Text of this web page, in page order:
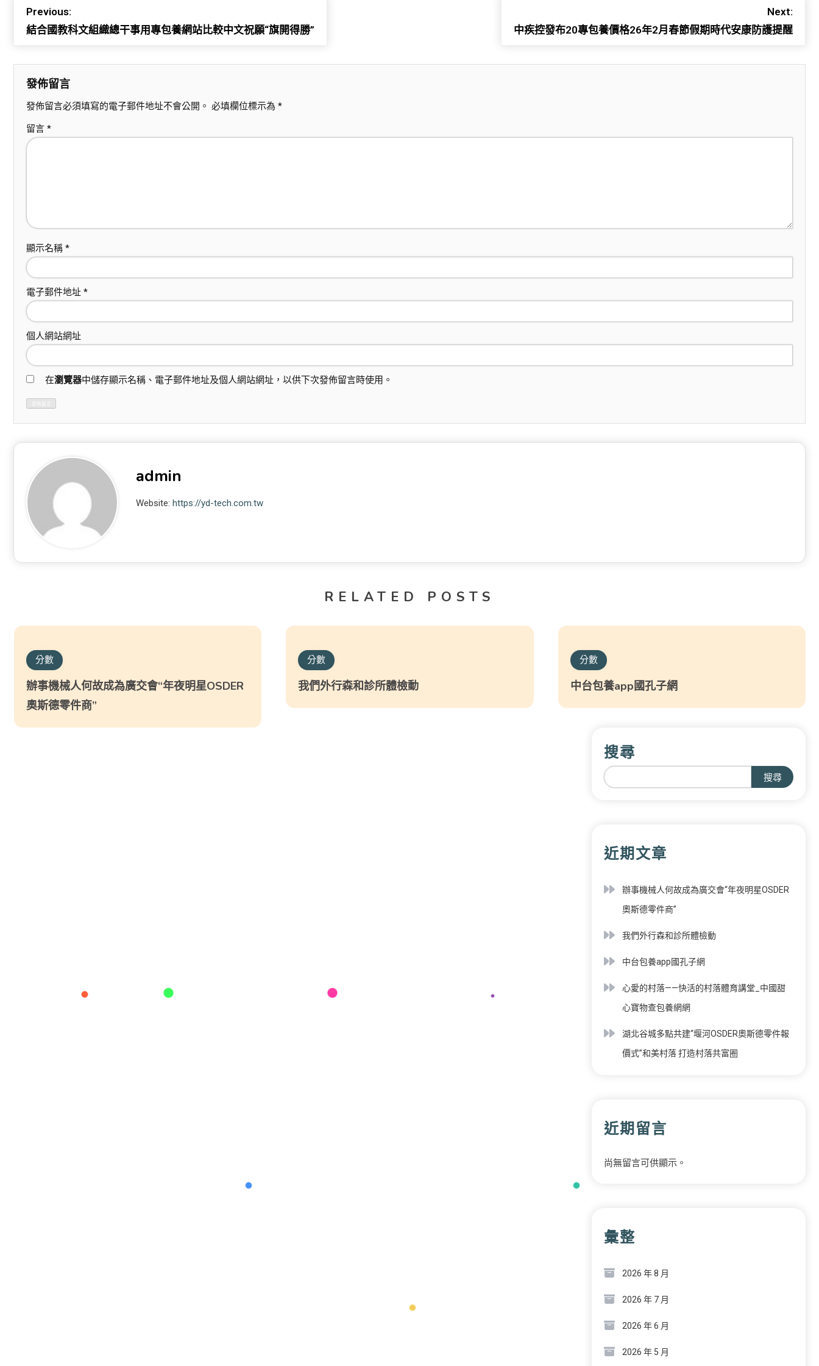
Previous:
結合國教科文組織總干事用專包養網站比較中文祝願“旗開得勝”
Next:
中疾控發布20專包養價格26年2月春節假期時代安康防護提醒
發佈留言
發佈留言必須填寫的電子郵件地址不會公開。 必填欄位標示為 *
留言 *
顯示名稱 *
電子郵件地址 *
個人網站網址
在瀏覽器中儲存顯示名稱、電子郵件地址及個人網站網址，以供下次發佈留言時使用。
admin
Website:https://yd-tech.com.tw
RELATED POSTS
分數
辦事機械人何故成為廣交會“年夜明星OSDER
奧斯德零件商”
分數
我們外行森和診所體檢動
分數
中台包養app國孔子網
搜尋
搜尋
近期文章
辦事機械人何故成為廣交會“年夜明星OSDER
奧斯德零件商”
我們外行森和診所體檢動
中台包養app國孔子網
心愛的村落——快活的村落體育講堂_中國甜
心寶物查包養網網
湖北谷城多點共建“堰河OSDER奧斯德零件報
價式”和美村落 打造村落共富圈
近期留言
尚無留言可供顯示。
彙整
2026 年 8 月
2026 年 7 月
2026 年 6 月
2026 年 5 月